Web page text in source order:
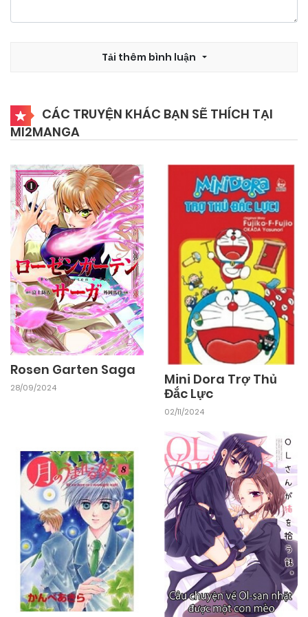
Chapter 41 05/11/2024
Chapter 40 05/11/2024
Chapter 39 05/11/2024
Chapter 38 05/11/2024
Chapter 37 05/11/2024
Chapter 36
Chapter 34 05/11/2024
Chapter 33 05/11/2024
Chapter 32 05/11/2024
Tải thêm bình luận
CÁC TRUYỆN KHÁC BẠN SẼ THÍCH TẠI
MI2MANGA
Rosen Garten Saga
28/09/2024
Mini Dora Trợ Thủ
Đắc Lực
02/11/2024